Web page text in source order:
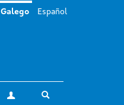
A miña conta
Galego Español